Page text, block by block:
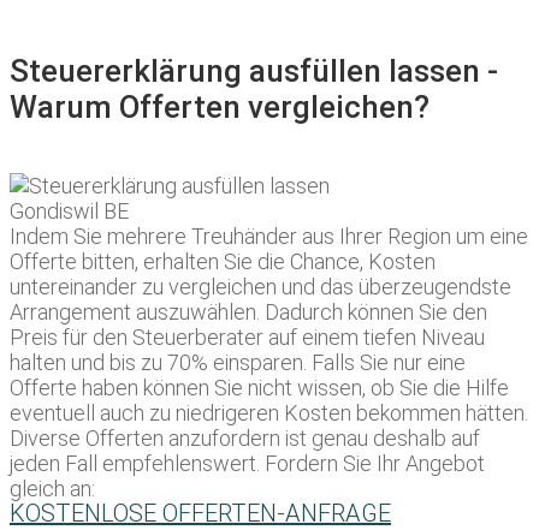
Steuererklärung ausfüllen lassen -
Warum Offerten vergleichen?
Indem Sie mehrere Treuhänder aus Ihrer Region um eine
Offerte bitten, erhalten Sie die Chance, Kosten
untereinander zu vergleichen und das überzeugendste
Arrangement auszuwählen. Dadurch können Sie den
Preis für den Steuerberater auf einem tiefen Niveau
halten und bis zu 70% einsparen. Falls Sie nur eine
Offerte haben können Sie nicht wissen, ob Sie die Hilfe
eventuell auch zu niedrigeren Kosten bekommen hätten.
Diverse Offerten anzufordern ist genau deshalb auf
jeden Fall empfehlenswert. Fordern Sie Ihr Angebot
gleich an:
KOSTENLOSE OFFERTEN-ANFRAGE